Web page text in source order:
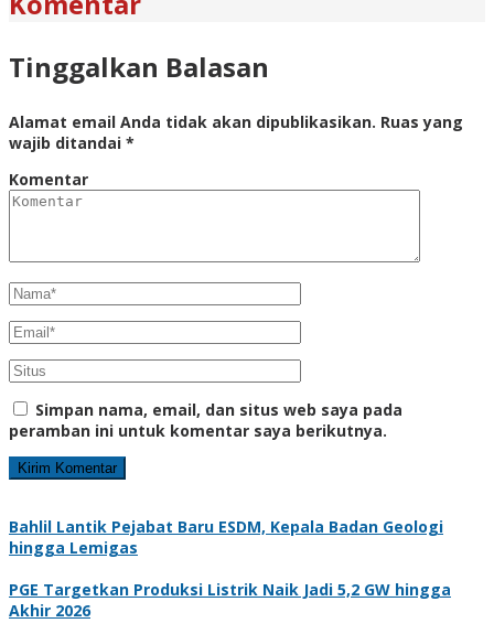
Tinggalkan Balasan
Alamat email Anda tidak akan dipublikasikan. Ruas yang
wajib ditandai *
Komentar
Simpan nama, email, dan situs web saya pada
peramban ini untuk komentar saya berikutnya.
Bahlil Lantik Pejabat Baru ESDM, Kepala Badan Geologi
hingga Lemigas
PGE Targetkan Produksi Listrik Naik Jadi 5,2 GW hingga
Akhir 2026